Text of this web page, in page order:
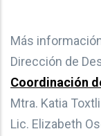
Más
Dirección de
Coordinación
Mtra. Katia
Lic. Elizabeth